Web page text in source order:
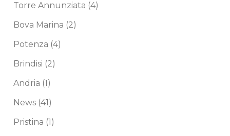
Torre Annunziata (4)
Bova Marina (2)
Potenza (4)
Brindisi (2)
Andria (1)
News (41)
Pristina (1)